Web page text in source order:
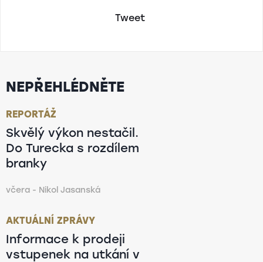
Tweet
NEPŘEHLÉDNĚTE
REPORTÁŽ
Skvělý výkon nestačil.
Do Turecka s rozdílem
branky
včera - Nikol Jasanská
AKTUÁLNÍ ZPRÁVY
Informace k prodeji
vstupenek na utkání v